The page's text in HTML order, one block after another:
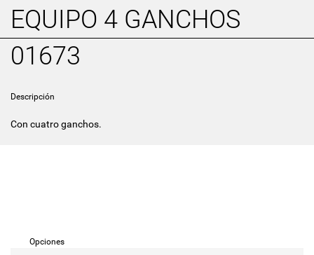
EQUIPO 4 GANCHOS
01673
Descripción
Con cuatro ganchos.
Opciones